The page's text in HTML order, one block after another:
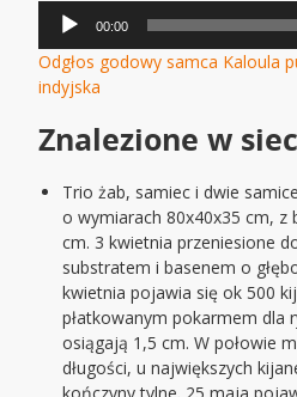
Odtwarzacz
plików
dźwiękowych
00:00
Odgłos godowy samca Kaloula
indyjska
Znalezione w
Trio żab, samiec i dwie
o wymiarach 80x40x35 cm, z
cm. 3 kwietnia przeniesione
substratem i basenem o
kwietnia pojawia się ok 500
płatkowanym pokarmem dla
osiągają 1,5 cm. W połowie
długości, u największych